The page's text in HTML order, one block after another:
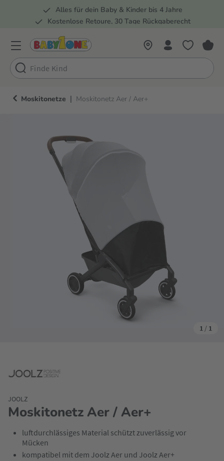
Zur Hauptnavigation springen
Alles für dein Baby & Kinder bis 4 Jahre
Kostenlose Retoure, 30 Tage Rückgaberecht
Moskitonetze | Moskitonetz Aer / Aer+
1 / 1
Moskitonetz Aer / Aer+
JOOLZ
luftdurchlässiges Material schützt zuverlässig vor
Mücken
kompatibel mit dem Joolz Aer und Joolz Aer+